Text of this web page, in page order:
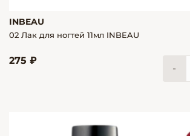
INBEAU
02 Лак для ногтей 11мл INBEAU
275 ₽
-